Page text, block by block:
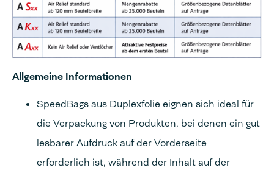
Allgemeine Informationen
SpeedBags aus Duplexfolie eignen sich ideal für
die Verpackung von Produkten, bei denen ein gut
lesbarer Aufdruck auf der Vorderseite
erforderlich ist, während der Inhalt auf der